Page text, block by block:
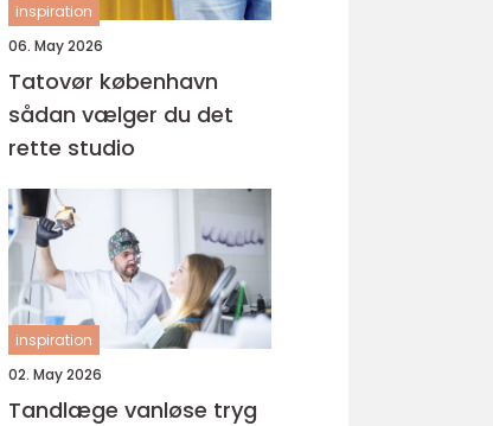
inspiration
06. May 2026
Tatovør københavn
sådan vælger du det
rette studio
inspiration
02. May 2026
Tandlæge vanløse tryg